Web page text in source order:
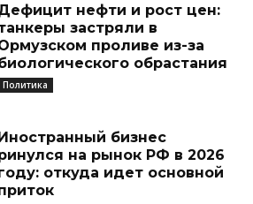
нефти и рост цен:
застряли в
проливе из-за
обрастания
Политика
бизнес
на рынок РФ в 2026
откуда идет основной